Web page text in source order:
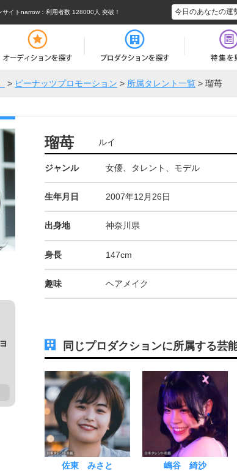
サイトnarrow ：利用者数 128000人 突破！ 今日のあなたの運
> ピーナッツプロモーション > 所属タレント一覧 > 瑠苺
瑠苺 ルイ
ジャンル 女優、タレント、モデル
生年月日 2007年12月26日
出身地 神奈川県
身長 147cm
趣味 ヘアメイク
同じプロダクションに所属する芸
佐東 みさと 嶋谷 綺沙